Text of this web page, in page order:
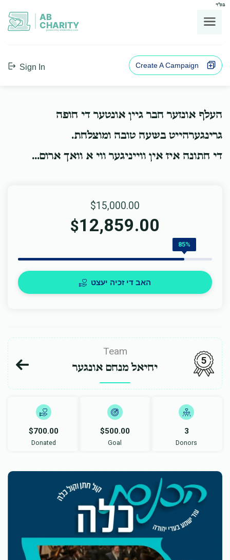
בס"ד
AB
CHARITY
powerd by ahblicklive.com
Sign In Create A Campaign
העלף אונזער חבר גיין אונטער די חופה
גרינגערהייט בשעה טובה ומוצלחת.
די חתונה איז אין ווייניגער ווי א וואך ארום...
$15,000.00
$12,859.00
85%
האב די זכיה יעצט
Team
יחיאל מנחם אונגער 5
$700.00
Donated
$500.00
Goal
3
Donors